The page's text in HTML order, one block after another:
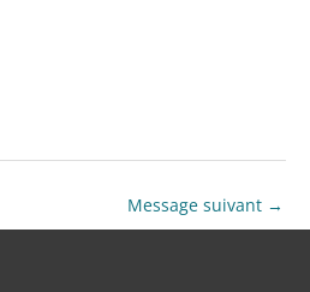
Message suivant →